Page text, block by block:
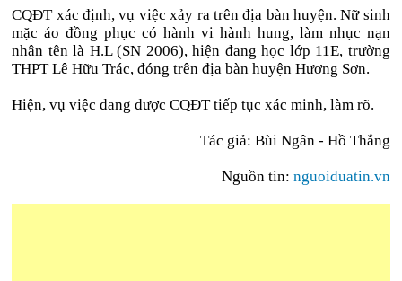
CQĐT xác định, vụ việc xảy ra trên địa bàn huyện. Nữ sinh
mặc áo đồng phục có hành vi hành hung, làm nhục nạn
nhân tên là H.L (SN 2006), hiện đang học lớp 11E, trường
THPT Lê Hữu Trác, đóng trên địa bàn huyện Hương Sơn.
Hiện, vụ việc đang được CQĐT tiếp tục xác minh, làm rõ.
Tác giả: Bùi Ngân - Hồ Thắng
Nguồn tin: nguoiduatin.vn